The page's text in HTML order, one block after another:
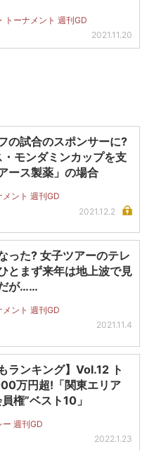
トーナメント 週刊GD
2021.11.20
の試合のスポンサーに?
モンダミンカップを支
ース製薬」の場合
メント 週刊GD
2021.12.2
った? 女子ツアーのテレ
とまず来年は地上波で見
が……
メント 週刊GD
2021.11.4
ランキング】Vol.12 ト
万円超!「関東エリア
権”ベスト10」
ー 週刊GD
2022.1.23